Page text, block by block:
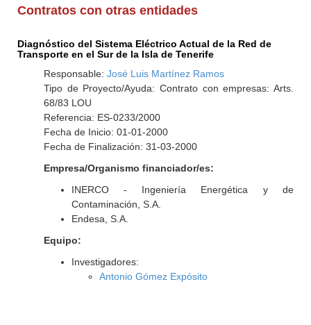
Contratos con otras entidades
Diagnóstico del Sistema Eléctrico Actual de la Red de
Transporte en el Sur de la Isla de Tenerife
Responsable: José Luis Martínez Ramos
Tipo de Proyecto/Ayuda: Contrato con empresas: Arts.
68/83 LOU
Referencia: ES-0233/2000
Fecha de Inicio: 01-01-2000
Fecha de Finalización: 31-03-2000
Empresa/Organismo financiador/es:
INERCO - Ingeniería Energética y de
Contaminación, S.A.
Endesa, S.A.
Equipo:
Investigadores:
Antonio Gómez Expósito